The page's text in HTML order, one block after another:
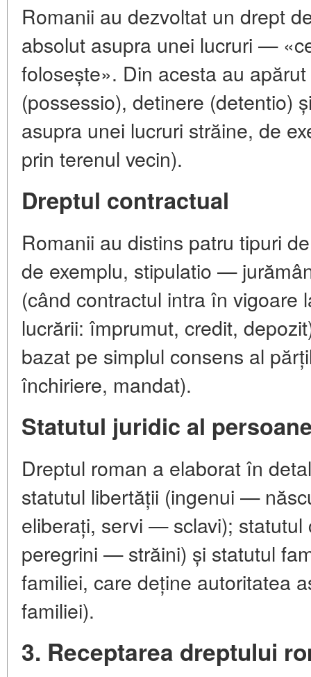
Romanii au dezvoltat un drept
absolut asupra unei lucruri —
folosește». Din acesta au
(possessio), detinere (detentio)
asupra unei lucruri străine, de
prin terenul vecin).
Dreptul contractual
Romanii au distins patru tipuri
de exemplu, stipulatio —
(când contractul intra în vigoare
lucrării: împrumut, credit,
bazat pe simplul consens al
închiriere, mandat).
Statutul juridic al
Dreptul roman a elaborat în
statutul libertății (ingenui —
eliberați, servi — sclavi); statutul
peregrini — străini) și statutul
familiei, care deține autoritatea
familiei).
3. Receptarea dreptului